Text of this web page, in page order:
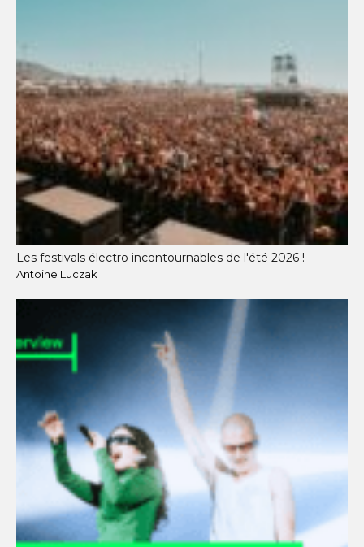
Les festivals électro incontournables de l'été 2026 !
Antoine Luczak